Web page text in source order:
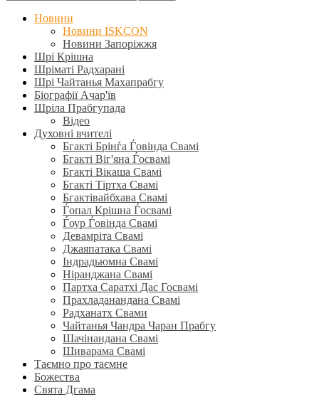
Новини
Новини ISKCON
Новини Запоріжжя
Шрі Крішна
Шріматі Радхарані
Шрі Чайтанья Махапрабгу
Біографії Ачар'їв
Шріла Прабгупада
Відео
Духовні вчителі
Бгакті Брінѓа Ѓовінда Свамі
Бгакті Віг'яна Ѓосвамі
Бгакті Вікаша Свамі
Бгакті Тіртха Свамі
Бгактівайбхава Свамі
Ѓопал Крішна Ѓосвамі
Ѓоур Ѓовінда Свамі
Девамріта Свамі
Джаяпатака Свамі
Індрадьюмна Свамі
Ніранджана Свамі
Партха Саратхі Дас Госвамі
Прахладанандана Свамі
Радханатх Свами
Чайтанья Чандра Чаран Прабгу
Шачінандана Свамі
Шиварама Свамі
Таємно про таємне
Божества
Свята Дгама